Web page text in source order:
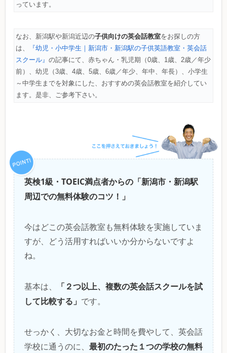
っています。
なお、新潟駅や新潟近辺の子供向けの英会話教室をお探しの方
は、
『幼児・小中学生｜新潟市・新潟駅の子供英語教室・英会話
スクール』 の記事にて、赤ちゃん・乳児期（0歳、1歳、2歳／年少
前）、幼児（3歳、4歳、5歳、6歳／年少、年中、年長）、小学生
～中学生までを対象にした、おすすめの英会話教室を紹介してい
ます。是非、ご参考下さい。
英検1級・TOEIC満点者からの「新潟市・新潟駅
周辺での無料体験のコツ！」
今はどこの英会話教室も無料体験を実施していま
すが、どう活用すればいいか分からないですよ
ね。
基本は、
「２つ以上、複数の英会話スクールを試
して比較する」 です。
せっかく、大切なお金と時間を費やして、英会話
学校に通うのに、 最初のたった１つの学校の無料